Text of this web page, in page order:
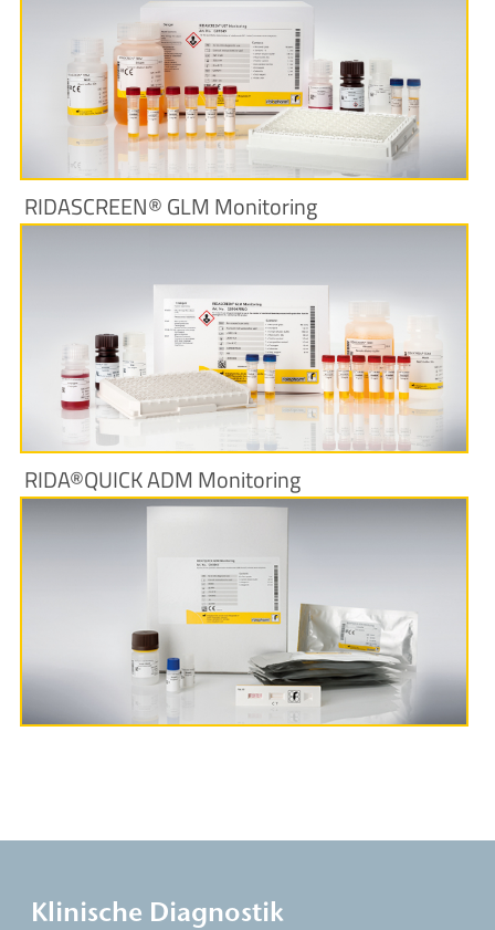
Produktinformationen
RIDASCREEN® GLM Monitoring
Produktinformationen
RIDA®QUICK ADM Monitoring
Produktinformationen
Klinische Diagnostik